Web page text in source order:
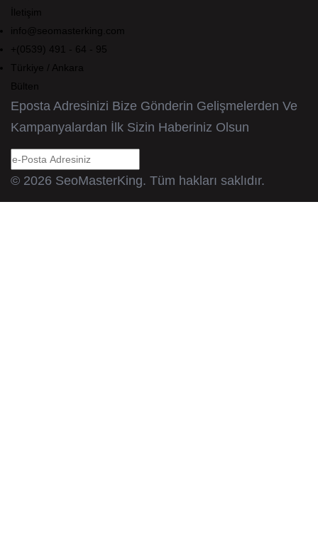
İletişim
info@seomasterking.com
+(0539) 491 - 64 - 95
Türkiye / Ankara
Bülten
Eposta Adresinizi Bize Gönderin Gelişmelerden Ve
Kampanyalardan İlk Sizin Haberiniz Olsun
© 2026 SeoMasterKing. Tüm hakları saklıdır.